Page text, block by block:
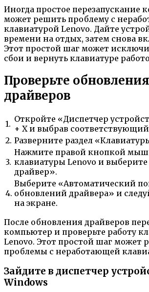
Иногда простое перезапускание
может решить проблему с
клавиатурой Lenovo. Дайте
времени на отдых, затем снова
Этот простой шаг может
сбои и вернуть клавиатуре
Проверьте обновления
драйверов
1. Откройте «Диспетчер
+ X и выбрав
2. Разверните раздел
3.
Нажмите правой кнопкой
клавиатуры Lenovo и
драйвер».
4.
Выберите «Автоматический
обновлений драйвера» и
на экране.
После обновления драйверов
компьютер и проверьте работу
Lenovo. Этот простой шаг может
проблемы с неработающей
Зайдите в диспетчер
Windows